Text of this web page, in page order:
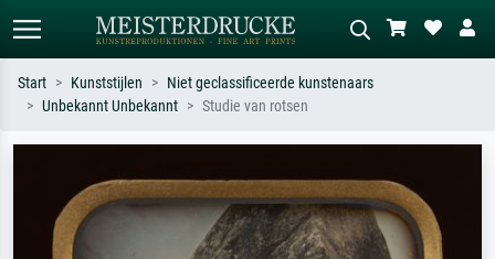
Monet, Sterrennacht, impressionisme,
Hokusai-golf, naakt.
weide, abstract met veel rood, donker
olieverfschilderij, staand naakt naast
een boom.
Start Kunststijlen
Niet geclassificeerde kunstenaars
Unbekannt Unbekannt
Studie van rotsen